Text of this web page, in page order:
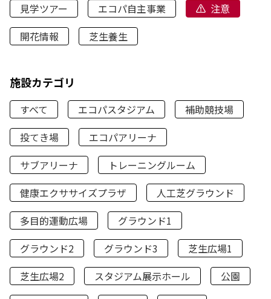
見学ツアー
エコパ自主事業
注意
開花情報
芝生養生
施設カテゴリ
すべて エコパスタジアム
補助競技場
投てき場
エコパアリーナ
サブアリーナ
トレーニングルーム
健康エクササイズプラザ
人工芝グラウンド
多目的運動広場
グラウンド1
グラウンド2
グラウンド3
芝生広場1
芝生広場2
スタジアム展示ホール
公園